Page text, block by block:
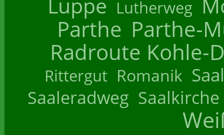
Lutherweg
Parthe Parthe-
Radroute Kohle-
Rittergut Romanik
Saaleradweg Saalkirche